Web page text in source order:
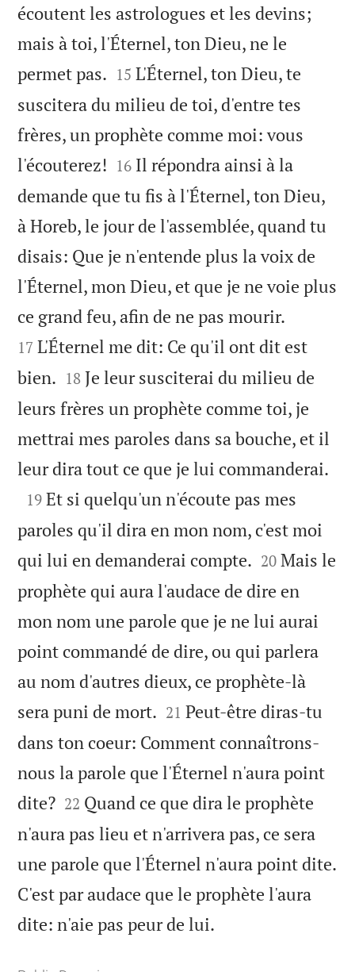
écoutent les astrologues et les devins;
mais à toi, l'Éternel, ton Dieu, ne le
permet pas. 

15 L'Éternel, ton Dieu, te
suscitera du milieu de toi, d'entre tes
frères, un prophète comme moi: vous
l'écouterez! 

16 Il répondra ainsi à la
demande que tu fis à l'Éternel, ton Dieu,
à Horeb, le jour de l'assemblée, quand tu
disais: Que je n'entende plus la voix de
l'Éternel, mon Dieu, et que je ne voie plus
ce grand feu, afin de ne pas mourir.
17 L'Éternel me dit: Ce qu'il ont dit est
bien. 

18 Je leur susciterai du milieu de
leurs frères un prophète comme toi, je
mettrai mes paroles dans sa bouche, et il
leur dira tout ce que je lui commanderai.

19 Et si quelqu'un n'écoute pas mes
paroles qu'il dira en mon nom, c'est moi
qui lui en demanderai compte. 

20 Mais le
prophète qui aura l'audace de dire en
mon nom une parole que je ne lui aurai
point commandé de dire, ou qui parlera
au nom d'autres dieux, ce prophète-là
sera puni de mort. 

21 Peut-être diras-tu
dans ton coeur: Comment connaîtrons-
nous la parole que l'Éternel n'aura point
dite?
22 Quand ce que dira le prophète
n'aura pas lieu et n'arrivera pas, ce sera
une parole que l'Éternel n'aura point dite.
C'est par audace que le prophète l'aura
dite: n'aie pas peur de lui.